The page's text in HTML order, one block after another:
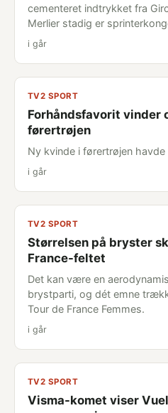
cementeret indtrykket fra
Merlier stadig er
i går
TV2 SPORT
Forhåndsfavorit vinder
førertrøjen
Ny kvinde i førertrøjen
i går
TV2 SPORT
Størrelsen på bryster
France-feltet
Det kan være en
brystparti, og dét emne
Tour de France Femmes.
i går
TV2 SPORT
Visma-komet viser